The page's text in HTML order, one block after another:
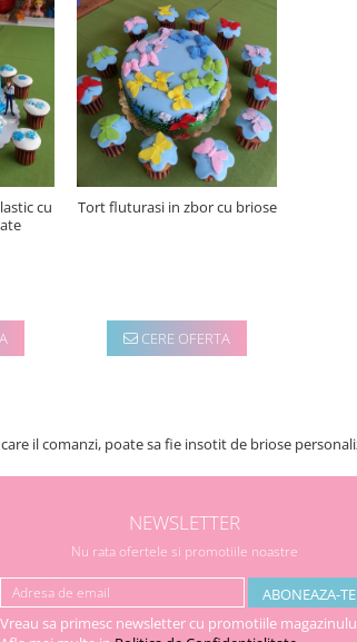
cu
Tort fluturasi in zbor cu briose
CERE OFERTA
il comanzi, poate sa fie insotit de briose
NEWSLETTER
Nu rata ofertele si promotiile noastre
Vreau sa primesc newsletter cu promotiile